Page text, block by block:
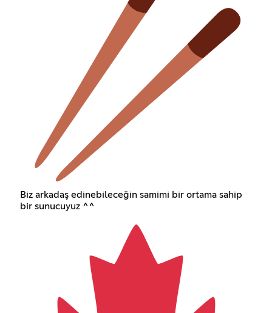
Biz arkadaş edinebileceğin samimi bir ortama sahip
bir sunucuyuz ^^